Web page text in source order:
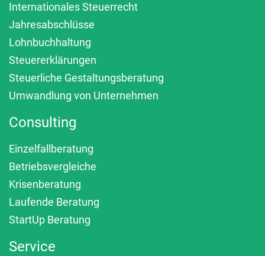
Internationales Steuerrecht
Jahresabschlüsse
Lohnbuchhaltung
Steuererklärungen
Steuerliche Gestaltungsberatung
Umwandlung von Unternehmen
Consulting
Einzelfallberatung
Betriebsvergleiche
Krisenberatung
Laufende Beratung
StartUp Beratung
Service